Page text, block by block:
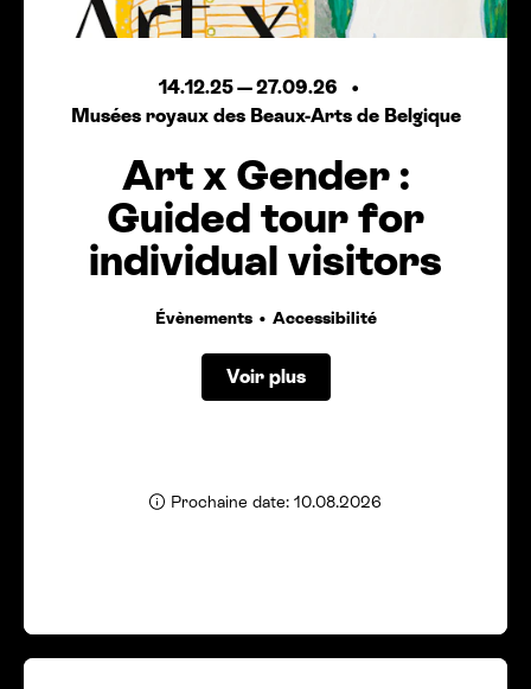
14.12.25—27.09.26
Musées royaux des Beaux-Arts de Belgique
Art x Gender :
Guided tour for
individual visitors
Évènements Accessibilité
Voir plus
Prochaine date: 10.08.2026